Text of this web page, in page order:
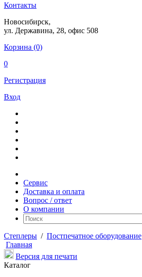
Контакты
Новосибирск,
ул. Державина, 28, офис 508
Корзина (0)
0
Регистрация
Вход
Сервис
Доставка и оплата
Вопрос / ответ
О компании
Степлеры / Постпечатное оборудование
Главная
Версия для печати
Каталог